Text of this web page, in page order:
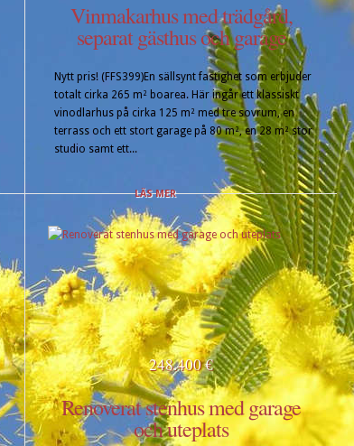
Vinmakarhus med trädgård,
separat gästhus och garage
Nytt pris! (FFS399)En sällsynt fastighet som erbjuder
totalt cirka 265 m² boarea. Här ingår ett klassiskt
vinodlarhus på cirka 125 m² med tre sovrum, en
terrass och ett stort garage på 80 m², en 28 m² stor
studio samt ett...
LÄS MER
248.400 €
Renoverat stenhus med garage
och uteplats